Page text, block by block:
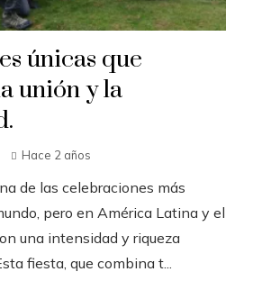
únicas que
unión y la
Hace 2 años
de las celebraciones más
pero en América Latina y el
una intensidad y riqueza
fiesta, que combina t...